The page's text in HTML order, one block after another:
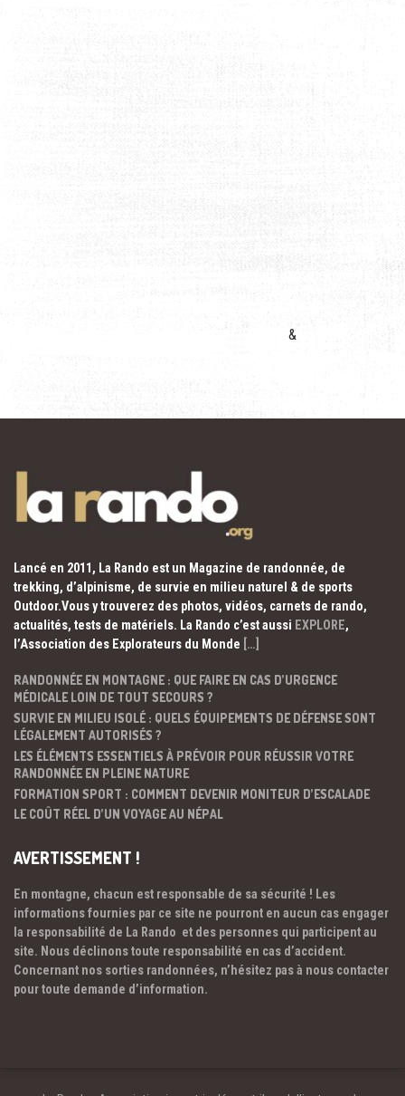
&
Lancé en 2011, La Rando est un Magazine de randonnée, de
trekking, d’alpinisme, de survie en milieu naturel & de sports
Outdoor.Vous y trouverez des photos, vidéos, carnets de rando,
actualités, tests de matériels. La Rando c’est aussi EXPLORE,
l’Association des Explorateurs du Monde […]
RANDONNÉE EN MONTAGNE : QUE FAIRE EN CAS D’URGENCE
MÉDICALE LOIN DE TOUT SECOURS ?
SURVIE EN MILIEU ISOLÉ : QUELS ÉQUIPEMENTS DE DÉFENSE SONT
LÉGALEMENT AUTORISÉS ?
LES ÉLÉMENTS ESSENTIELS À PRÉVOIR POUR RÉUSSIR VOTRE
RANDONNÉE EN PLEINE NATURE
FORMATION SPORT : COMMENT DEVENIR MONITEUR D’ESCALADE
LE COÛT RÉEL D’UN VOYAGE AU NÉPAL
AVERTISSEMENT !
En montagne, chacun est responsable de sa sécurité ! Les
informations fournies par ce site ne pourront en aucun cas engager
la responsabilité de La Rando et des personnes qui participent au
site. Nous déclinons toute responsabilité en cas d’accident.
Concernant nos sorties randonnées, n’hésitez pas à nous contacter
pour toute demande d’information.